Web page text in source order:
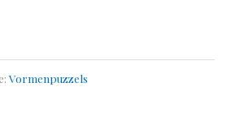
Vormenpuzzels